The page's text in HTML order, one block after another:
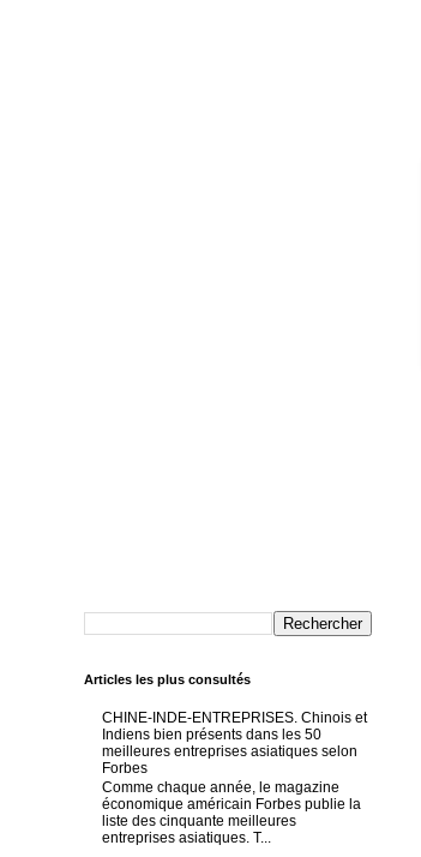
Articles les plus consultés
CHINE-INDE-ENTREPRISES. Chinois et
Indiens bien présents dans les 50
meilleures entreprises asiatiques selon
Forbes
Comme chaque année, le magazine
économique américain Forbes publie la
liste des cinquante meilleures
entreprises asiatiques. T...